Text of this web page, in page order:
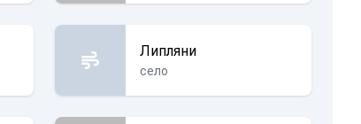
Липляни
село